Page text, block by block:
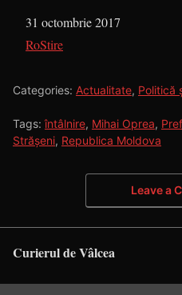
Dată
31 octombrie 2017
În legătură cu
RoStire
Categories: Actualitate, Politică
Tags:întâlnire, Mihai Oprea,
Strășeni, Republica Moldova
Leave a
Curierul de Vâlcea